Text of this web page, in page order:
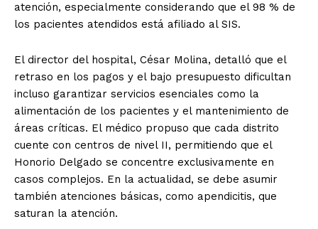
atención, especialmente considerando que el 98 % de
los pacientes atendidos está afiliado al SIS.
El director del hospital, César Molina, detalló que el
retraso en los pagos y el bajo presupuesto dificultan
incluso garantizar servicios esenciales como la
alimentación de los pacientes y el mantenimiento de
áreas críticas. El médico propuso que cada distrito
cuente con centros de nivel II, permitiendo que el
Honorio Delgado se concentre exclusivamente en
casos complejos. En la actualidad, se debe asumir
también atenciones básicas, como apendicitis, que
saturan la atención.